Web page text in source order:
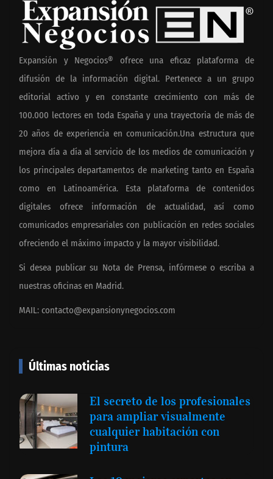
Expansión y Negocios® ofrece una eficaz plataforma de
difusión de la información digital. Pertenece a un grupo
editorial activo y en constante crecimiento con más de
100.000 lectores en toda España y una trayectoria de más de
20 años de experiencia en comunicación.Una estructura que
mejora día a día al servicio de los medios de comunicación y
los principales departamentos de marketing tanto en España
como en Latinoamérica. Esta plataforma de contenidos
digitales ofrece información de actualidad, así como
comunicados empresariales con publicación en redes sociales
ofreciendo el máximo impacto y la mayor visibilidad.
Si desea publicar su Nota de Prensa, infórmese o escriba a
nuestras oficinas en Madrid.
MAIL: contacto@expansionynegocios.com
Últimas noticias
El secreto de los profesionales
para ampliar visualmente
cualquier habitación con
pintura